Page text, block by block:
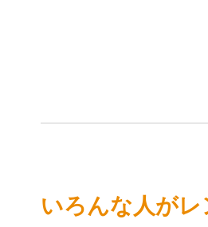
いろんな人が